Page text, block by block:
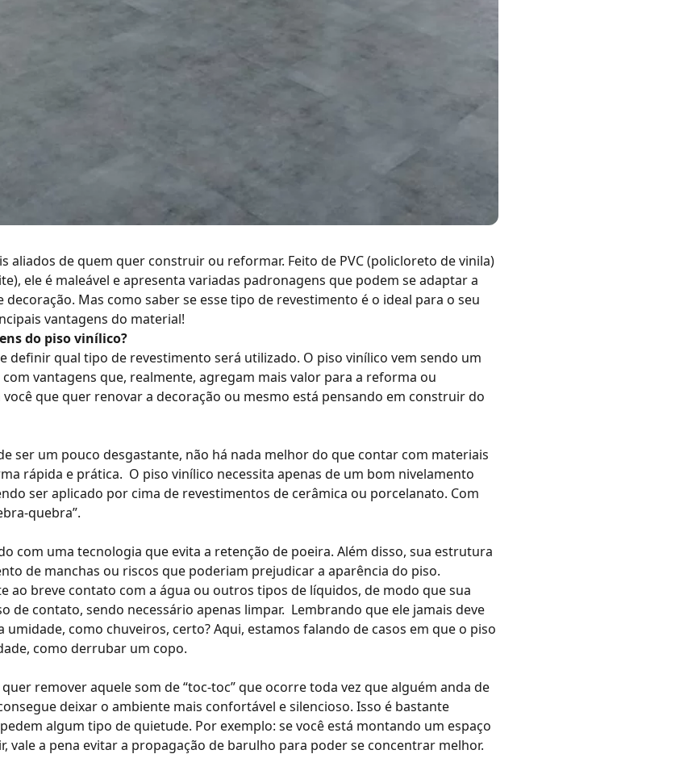
aliados de quem quer construir ou reformar. Feito de PVC (policloreto de vinila)
ele é maleável e apresenta variadas padronagens que podem se adaptar a
decoração. Mas como saber se esse tipo de revestimento é o ideal para o seu
vantagens do material!
do piso vinílico?
definir qual tipo de revestimento será utilizado. O piso vinílico vem sendo um
vantagens que, realmente, agregam mais valor para a reforma ou
que quer renovar a decoração ou mesmo está pensando em construir do
ser um pouco desgastante, não há nada melhor do que contar com materiais
rápida e prática. O piso vinílico necessita apenas de um bom nivelamento
ser aplicado por cima de revestimentos de cerâmica ou porcelanato. Com
quebra”.
com uma tecnologia que evita a retenção de poeira. Além disso, sua estrutura
de manchas ou riscos que poderiam prejudicar a aparência do piso.
ao breve contato com a água ou outros tipos de líquidos, de modo que sua
de contato, sendo necessário apenas limpar. Lembrando que ele jamais deve
como chuveiros, certo? Aqui, estamos falando de casos em que o piso
como derrubar um copo.
remover aquele som de “toc-toc” que ocorre toda vez que alguém anda de
deixar o ambiente mais confortável e silencioso. Isso é bastante
algum tipo de quietude. Por exemplo: se você está montando um espaço
vale a pena evitar a propagação de barulho para poder se concentrar melhor.